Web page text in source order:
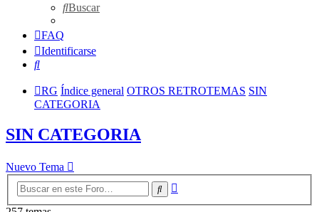
Buscar
FAQ
Identificarse
Buscar
RG Índice general OTROS RETROTEMAS SIN
CATEGORIA
SIN CATEGORIA
Nuevo Tema
Buscar